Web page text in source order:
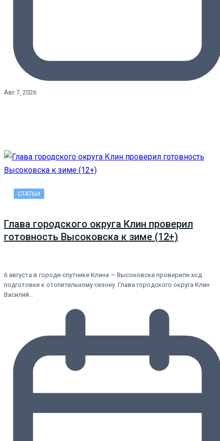
Авг 7, 2026
СТАТЬИ
Глава городского округа Клин проверил
готовность Высоковска к зиме (12+)
6 августа в городе-спутнике Клина — Высоковске проверили ход
подготовки к отопительному сезону. Глава городского округа Клин
Василий…